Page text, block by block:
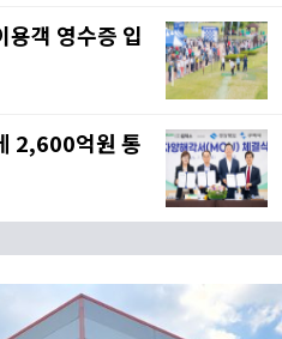
용객 영수증 입
2,600억원 통